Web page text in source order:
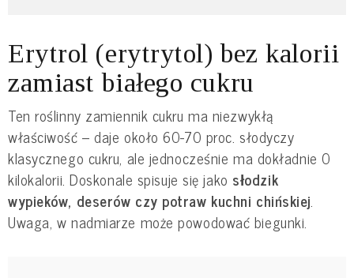
Erytrol (erytrytol) bez kalorii
zamiast białego cukru
Ten roślinny zamiennik cukru ma niezwykłą
właściwość – daje około 60-70 proc. słodyczy
klasycznego cukru, ale jednocześnie ma dokładnie 0
kilokalorii. Doskonale spisuje się jako słodzik
wypieków, deserów czy potraw kuchni chińskiej.
Uwaga, w nadmiarze może powodować biegunki.